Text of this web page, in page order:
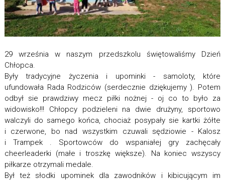
29 września w naszym przedszkolu świętowaliśmy Dzień
Chłopca.
Były tradycyjne życzenia i upominki - samoloty, które
ufundowała Rada Rodziców (serdecznie dziękujemy ). Potem
odbył sie prawdziwy mecz piłki nożnej - oj co to było za
widowisko!!! Chłopcy podzieleni na dwie drużyny, sportowo
walczyli do samego końca, chociaż posypały sie kartki żółte
i czerwone, bo nad wszystkim czuwali sędziowie - Kalosz
i Trampek . Sportowców do wspaniałej gry zachęcały
cheerleaderki (małe i troszkę większe). Na koniec wszyscy
piłkarze otrzymali medale.
Był też słodki upominek dla zawodników i kibicującym im